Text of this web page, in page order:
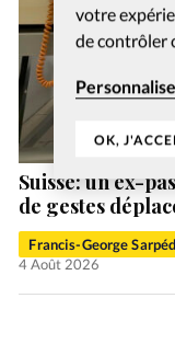
votre
de contrôler
OK,
Suisse: un ex-
de gestes
Francis-George
4 Août 2026